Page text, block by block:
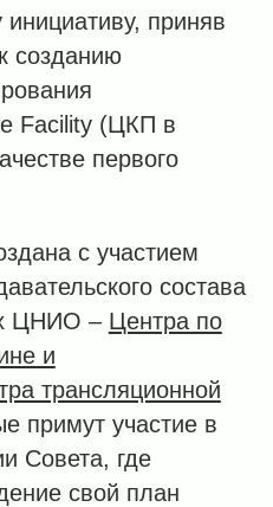
инициативу, приняв
созданию
Facility (ЦКП в
первого
с участием
состава
ЦНИО ‒ Центра по
и
трансляционной
примут участие в
Совета, где
свой план